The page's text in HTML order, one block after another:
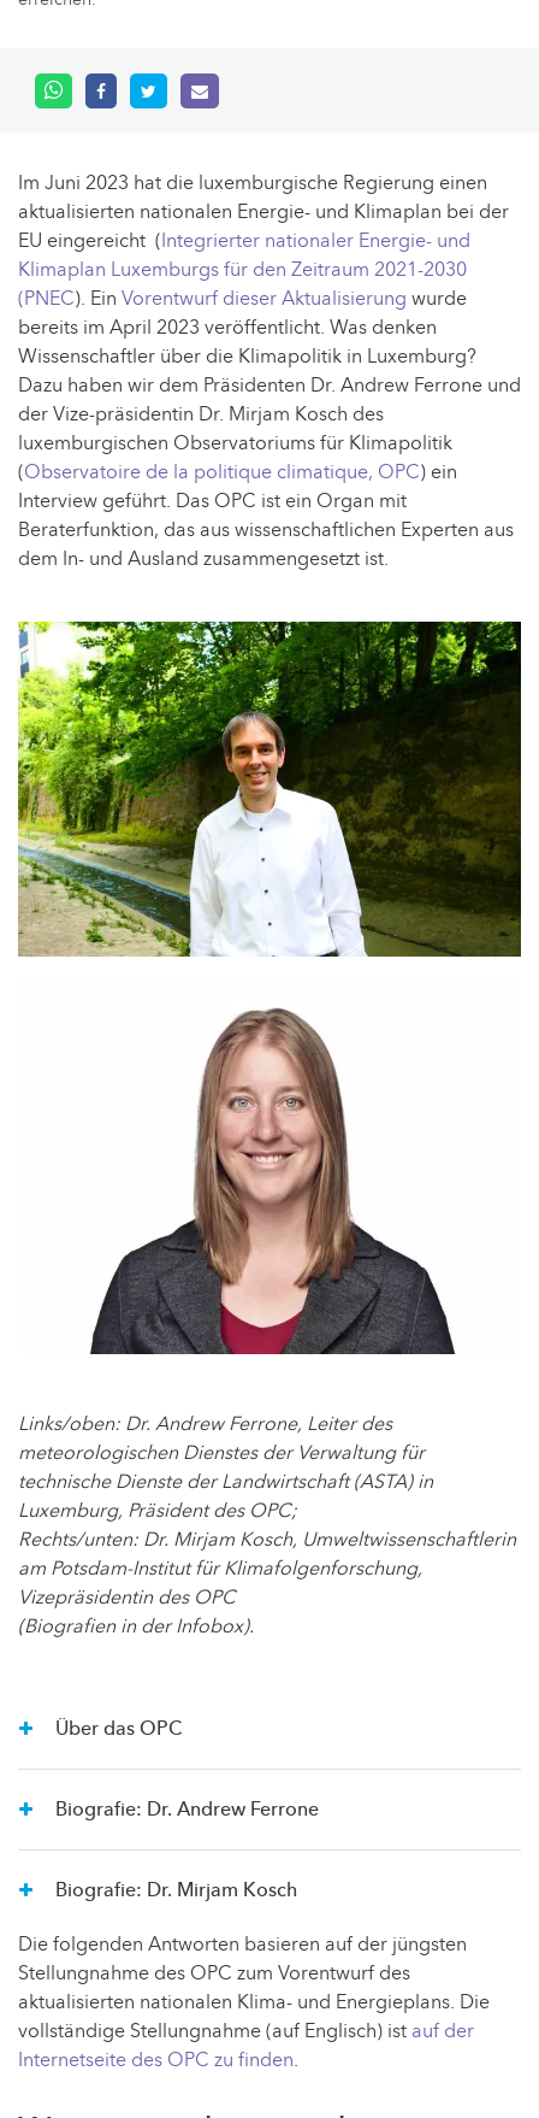
Im Juni 2023 hat die luxemburgische Regierung einen
aktualisierten nationalen Energie- und Klimaplan bei der
EU eingereicht (Integrierter nationaler Energie- und
Klimaplan Luxemburgs für den Zeitraum 2021-2030
(PNEC). Ein Vorentwurf dieser Aktualisierung wurde
bereits im April 2023 veröffentlicht. Was denken
Wissenschaftler über die Klimapolitik in Luxemburg?
Dazu haben wir dem Präsidenten Dr. Andrew Ferrone und
der Vize-präsidentin Dr. Mirjam Kosch des
luxemburgischen Observatoriums für Klimapolitik
(Observatoire de la politique climatique, OPC) ein
Interview geführt. Das OPC ist ein Organ mit
Beraterfunktion, das aus wissenschaftlichen Experten aus
dem In- und Ausland zusammengesetzt ist.
Links/oben: Dr. Andrew Ferrone, Leiter des
meteorologischen Dienstes der Verwaltung für
technische Dienste der Landwirtschaft (ASTA) in
Luxemburg, Präsident des OPC;
Rechts/unten: Dr. Mirjam Kosch, Umweltwissenschaftlerin
am Potsdam-Institut für Klimafolgenforschung,
Vizepräsidentin des OPC
(Biografien in der Infobox).
Über das OPC
Biografie: Dr. Andrew Ferrone
Biografie: Dr. Mirjam Kosch
Die folgenden Antworten basieren auf der jüngsten
Stellungnahme des OPC zum Vorentwurf des
aktualisierten nationalen Klima- und Energieplans. Die
vollständige Stellungnahme (auf Englisch) ist auf der
Internetseite des OPC zu finden.